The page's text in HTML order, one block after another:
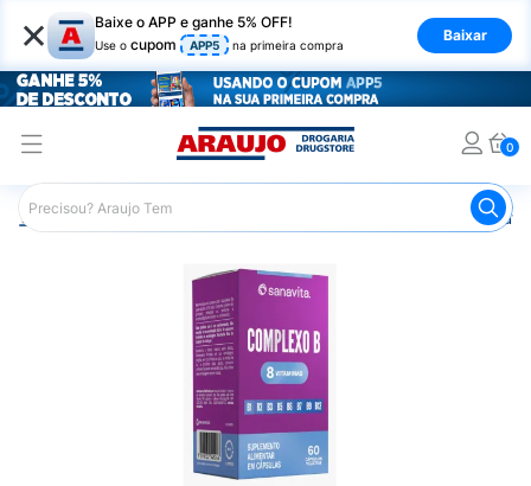
× Baixe o APP e ganhe 5% OFF!
Use o cupom APP5 na primeira compra
Baixar
0
Araujo Saúde e Bem Estar